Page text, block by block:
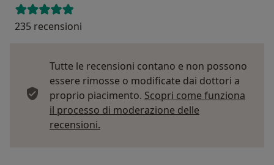
235 recensioni
Tutte le recensioni contano e non possono
essere rimosse o modificate dai dottori a
proprio piacimento. Scopri come funziona
il processo di moderazione delle
recensioni.